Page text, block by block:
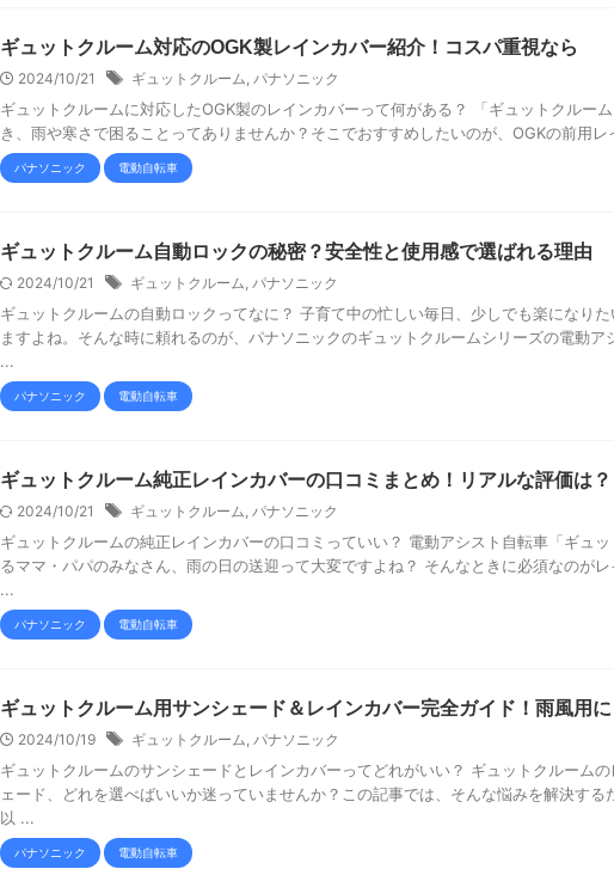
ギュットクルーム対応のOGK製レインカバー紹介！コスパ重視なら
2024/10/21 ギュットクルーム, パナソニック
ギュットクルームに対応したOGK製のレインカバーって何がある？ 「ギュットクルー
き、雨や寒さで困ることってありませんか？そこでおすすめしたいのが、OGKの前用レ
パナソニック 電動自転車
ギュットクルーム自動ロックの秘密？安全性と使用感で選ばれる理由
2024/10/21 ギュットクルーム, パナソニック
ギュットクルームの自動ロックってなに？ 子育て中の忙しい毎日、少しでも楽になり
ますよね。そんな時に頼れるのが、パナソニックのギュットクルームシリーズの電動ア
...
パナソニック 電動自転車
ギュットクルーム純正レインカバーの口コミまとめ！リアルな評価は？
2024/10/21 ギュットクルーム, パナソニック
ギュットクルームの純正レインカバーの口コミっていい？ 電動アシスト自転車「ギュ
るママ・パパのみなさん、雨の日の送迎って大変ですよね？ そんなときに必須なのが
...
パナソニック 電動自転車
ギュットクルーム用サンシェード＆レインカバー完全ガイド！雨風用に
2024/10/19 ギュットクルーム, パナソニック
ギュットクルームのサンシェードとレインカバーってどれがいい？ ギュットクルーム
ェード、どれを選べばいいか迷っていませんか？この記事では、そんな悩みを解決する
以 ...
パナソニック 電動自転車